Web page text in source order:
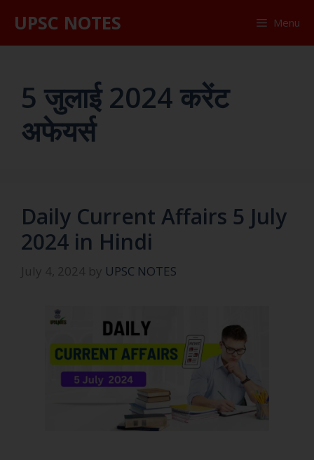
UPSC NOTES Menu
5 जुलाई 2024 करेंट
अफेयर्स
Daily Current Affairs 5 July
2024 in Hindi
July 4, 2024 by UPSC NOTES